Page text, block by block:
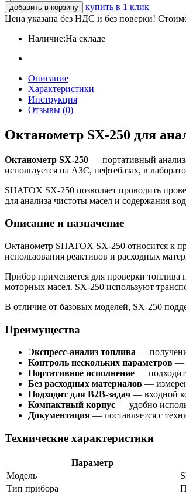
добавить в корзину
купить в 1 клик
Цена указана без НДС и без поверки!
Наличие:На складе
Описание
Характеристики
Инструкция
Отзывы (0)
Октанометр SX-250 для
Октанометр SX-250 — портативный
используется на АЗС, нефтебазах, в
SHATOX SX-250 позволяет проводить
для анализа чистоты масел и содержания
Описание и назначение
Октанометр SHATOX SX-250 относится к
использования реактивов и расходных
Прибор применяется для проверки топлива
моторных масел. SX-250 используют
В отличие от базовых моделей, SX-250
Преимущества
Экспресс-анализ топлива —
Контроль нескольких параметров —
Портативное исполнение — подходит
Без расходных материалов —
Подходит для B2B-задач — входной
Компактный корпус — удобно
Документация — поставляется с
Технические характеристики
Параметр
Модель
Тип прибора